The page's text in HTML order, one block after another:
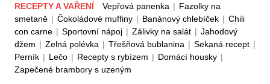
RECEPTY A VAŘENÍ Vepřová panenka | Fazolky na
smetaně | Čokoládové muffiny | Banánový chlebíček | Chili
con carne | Sportovní nápoj | Zálivky na salát | Jahodový
džem | Zelná polévka | Třešňová bublanina | Sekaná recept |
Perník | Lečo | Recepty s rybízem | Domácí housky |
Zapečené brambory s uzeným